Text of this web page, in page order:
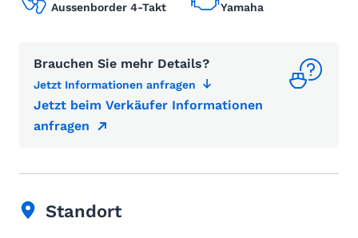
Aussenborder 4-Takt Yamaha
Brauchen Sie mehr Details?
Jetzt Informationen anfragen
Jetzt beim Verkäufer Informationen
anfragen
Standort